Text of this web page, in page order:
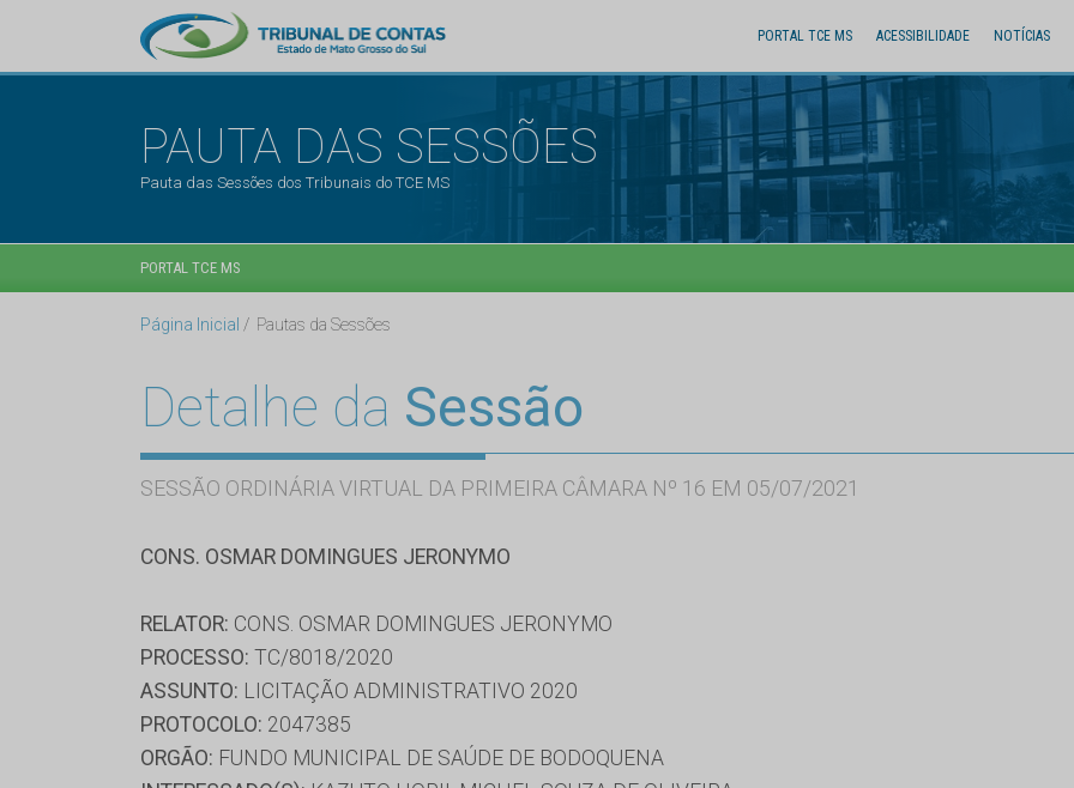
PORTAL TCE MS ACESSIBILIDADE NOTÍCIAS
PAUTA DAS SESSÕES
Pauta das Sessões dos Tribunais do TCE MS
PORTAL TCE MS
Página Inicial Pautas da Sessões
Detalhe da Sessão
SESSÃO ORDINÁRIA VIRTUAL DA PRIMEIRA CÂMARA Nº 16 EM 05/07/2021
CONS. OSMAR DOMINGUES JERONYMO
RELATOR: CONS. OSMAR DOMINGUES JERONYMO
PROCESSO: TC/8018/2020
ASSUNTO: LICITAÇÃO ADMINISTRATIVO 2020
PROTOCOLO: 2047385
ORGÃO: FUNDO MUNICIPAL DE SAÚDE DE BODOQUENA